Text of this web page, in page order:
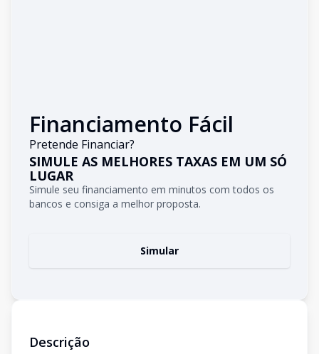
Financiamento Fácil
Pretende Financiar?
SIMULE AS MELHORES TAXAS EM UM SÓ
LUGAR
Simule seu financiamento em minutos com todos os
bancos e consiga a melhor proposta.
Simular
Descrição